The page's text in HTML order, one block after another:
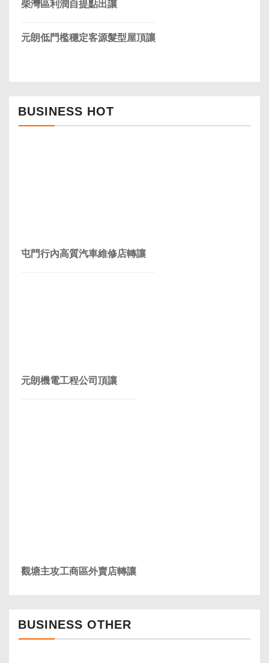
柴灣區利潤自提點出讓
元朗低門檻穩定客源髮型屋頂讓
BUSINESS HOT
屯門行內高質汽車維修店轉讓
元朗機電工程公司頂讓
觀塘主攻工商區外賣店轉讓
BUSINESS OTHER